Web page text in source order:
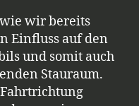
wir bereits
Einfluss auf den
und somit auch
Stauraum.